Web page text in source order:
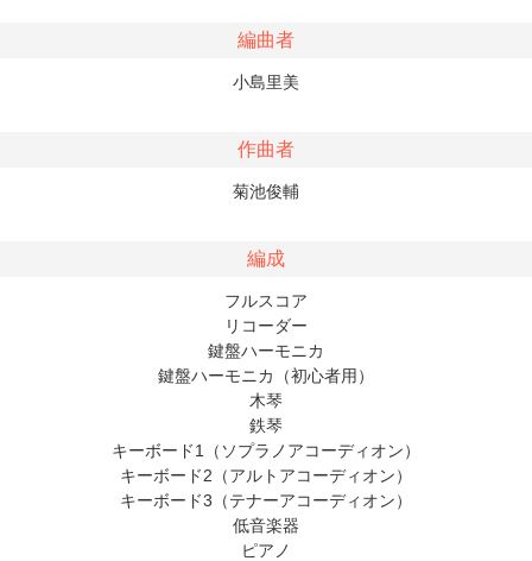
編曲者
小島里美
作曲者
菊池俊輔
編成
フルスコア
リコーダー
鍵盤ハーモニカ
鍵盤ハーモニカ（初心者用）
木琴
鉄琴
キーボード1（ソプラノアコーディオン）
キーボード2（アルトアコーディオン）
キーボード3（テナーアコーディオン）
低音楽器
ピアノ